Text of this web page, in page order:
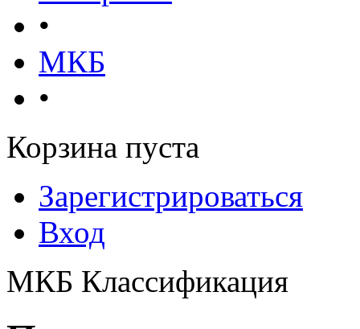
•
МКБ
•
Корзина пуста
Зарегистрироваться
Вход
МКБ Классификация